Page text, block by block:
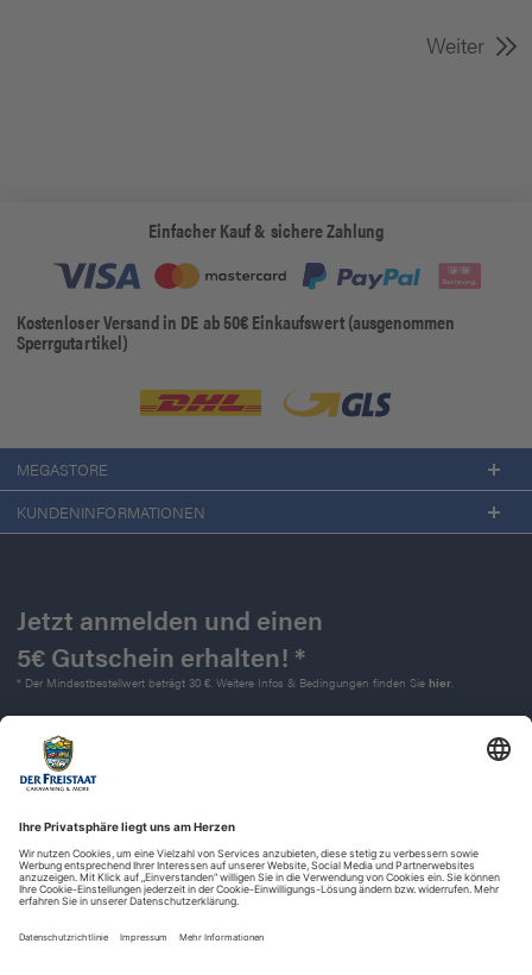
Weiter
Einfacher Kauf & sichere Zahlung
Kostenloser Versand in DE ab 50€ Einkaufswert (ausgenommen
Sperrgutartikel)
MEGASTORE
KUNDENINFORMATIONEN
Jetzt anmelden und einen
5€ Gutschein erhalten! *
* Der Mindestbestellwert beträgt 30 €. Weitere Infos & Bedingungen finden Sie hier.